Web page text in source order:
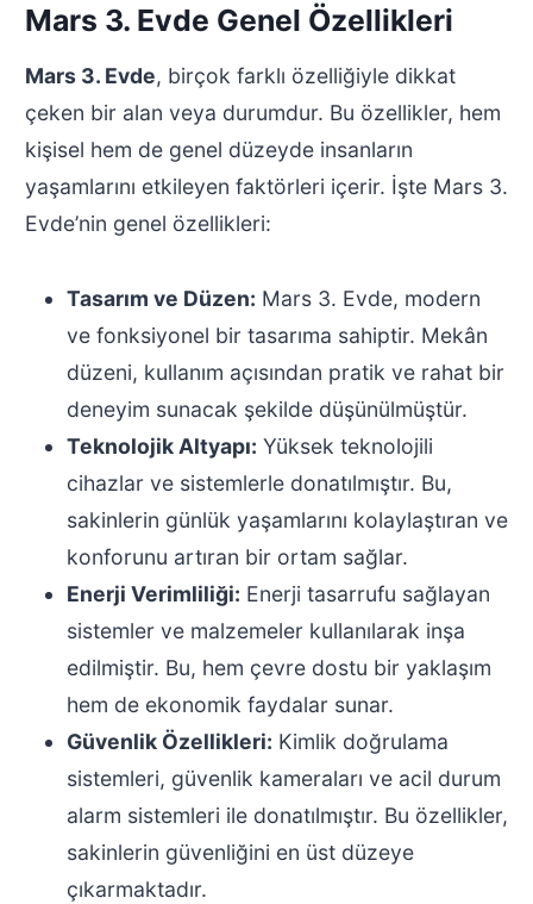
Mars 3. Evde Genel Özellikleri
Mars 3. Evde, birçok farklı özelliğiyle dikkat
çeken bir alan veya durumdur. Bu özellikler, hem
kişisel hem de genel düzeyde insanların
yaşamlarını etkileyen faktörleri içerir. İşte Mars 3.
Evde’nin genel özellikleri:
Tasarım ve Düzen: Mars 3. Evde, modern
ve fonksiyonel bir tasarıma sahiptir. Mekân
düzeni, kullanım açısından pratik ve rahat bir
deneyim sunacak şekilde düşünülmüştür.
Teknolojik Altyapı: Yüksek teknolojili
cihazlar ve sistemlerle donatılmıştır. Bu,
sakinlerin günlük yaşamlarını kolaylaştıran ve
konforunu artıran bir ortam sağlar.
Enerji Verimliliği: Enerji tasarrufu sağlayan
sistemler ve malzemeler kullanılarak inşa
edilmiştir. Bu, hem çevre dostu bir yaklaşım
hem de ekonomik faydalar sunar.
Güvenlik Özellikleri: Kimlik doğrulama
sistemleri, güvenlik kameraları ve acil durum
alarm sistemleri ile donatılmıştır. Bu özellikler,
sakinlerin güvenliğini en üst düzeye
çıkarmaktadır.